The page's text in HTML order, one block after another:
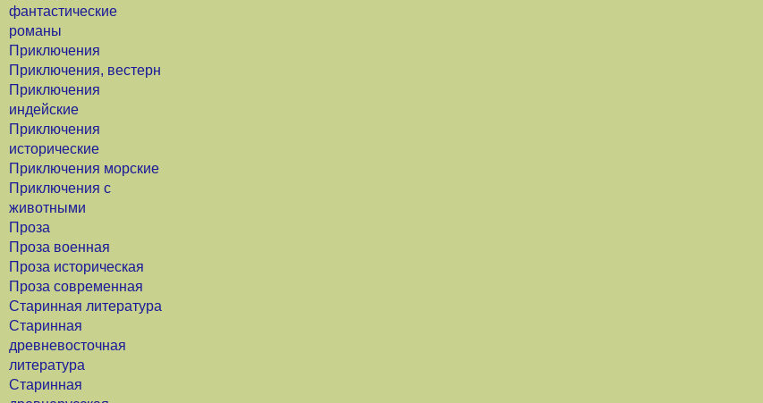
фантастические
романы
Приключения
Приключения, вестерн
Приключения
индейские
Приключения
исторические
Приключения морские
Приключения с
животными
Проза
Проза военная
Проза историческая
Проза современная
Старинная литература
Старинная
древневосточная
литература
Старинная